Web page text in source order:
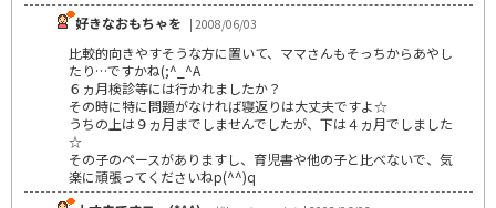
好きなおもちゃを | 2008/06/03
比較的向きやすそうな方に置いて、ママさんもそっちからあやし
たり…ですかね(;^_^A
６ヵ月検診等には行かれましたか？
その時に特に問題がなければ寝返りは大丈夫ですよ☆
うちの上は９ヵ月までしませんでしたが、下は４ヵ月でしました
☆
その子のペースがありますし、育児書や他の子と比べないで、気
楽に頑張ってくださいねp(^^)q